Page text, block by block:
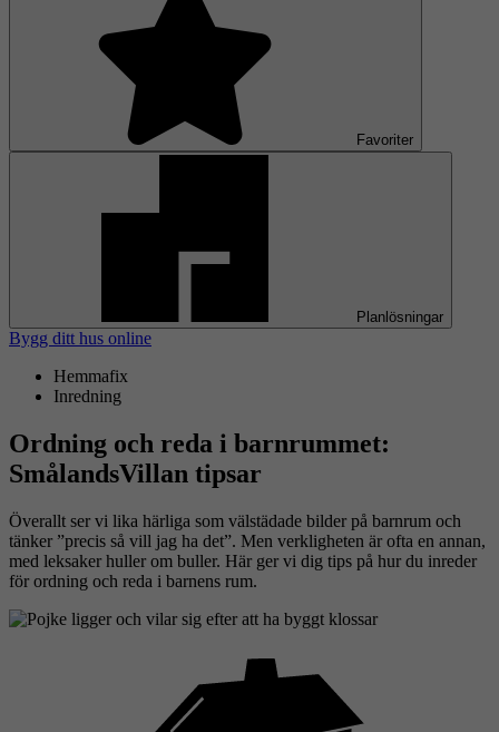
Favoriter
Planlösningar
Bygg ditt hus online
Hemmafix
Inredning
Ordning och reda i barnrummet:
SmålandsVillan tipsar
Överallt ser vi lika härliga som välstädade bilder på barnrum och
tänker ”precis så vill jag ha det”. Men verkligheten är ofta en annan,
med leksaker huller om buller. Här ger vi dig tips på hur du inreder
för ordning och reda i barnens rum.